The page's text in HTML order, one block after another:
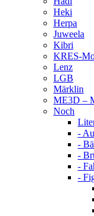
Heki
Herpa
Juweela
Kibri
KRES-
Lenz
LGB
Märklin
ME3D –
Noch
-
-
-
-
-